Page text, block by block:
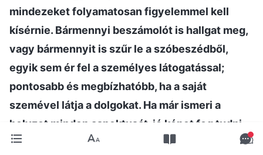
mindezeket folyamatosan figyelemmel kell
kísérnie. Bármennyi beszámolót is hallgat meg,
vagy bármennyit is szűr le a szóbeszédből,
egyik sem ér fel a személyes látogatással;
pontosabb és megbízhatóbb, ha a saját
szemével látja a dolgokat. Ha már ismeri a
helyzet minden aspektusát, jó képet fog tudni
alkotni arról, hogy mi történik. Különösen